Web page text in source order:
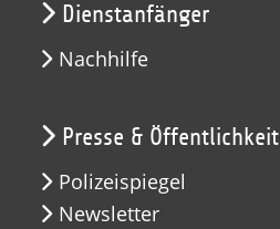
Dienstanfänger
Nachhilfe
Presse & Öffentlichkeit
Polizeispiegel
Newsletter